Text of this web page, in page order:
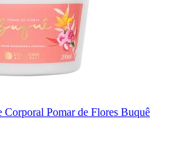
Corporal Pomar de Flores Buquê